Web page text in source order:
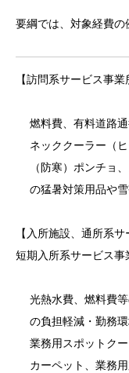
要綱では、対象経費の
【訪問系サービス事
燃料費、有料道路
ネッククーラー（
（防寒）ポンチョ
の猛暑対策用品や
【入所施設、通所系
短期入所系サービス事
光熱水費、燃料費
の負担軽減・勤務
業務用スポットク
カーペット、業務